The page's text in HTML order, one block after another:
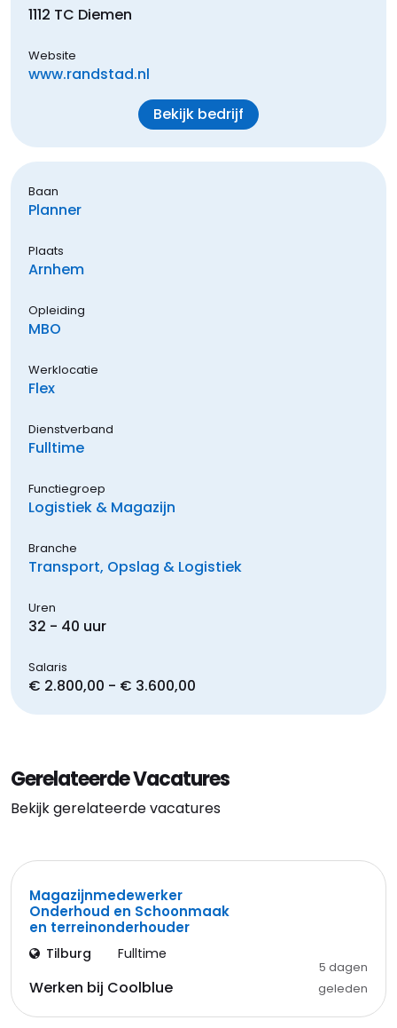
1112 TC Diemen
Website
www.randstad.nl
Bekijk bedrijf
Baan
Planner
Plaats
Arnhem
Opleiding
MBO
Werklocatie
Flex
Dienstverband
Fulltime
Functiegroep
Logistiek & Magazijn
Branche
Transport, Opslag & Logistiek
Uren
32 - 40 uur
Salaris
€ 2.800,00 - € 3.600,00
Gerelateerde Vacatures
Bekijk gerelateerde vacatures
Magazijnmedewerker
Onderhoud en Schoonmaak
en terreinonderhouder
Tilburg Fulltime
Werken bij Coolblue
5 dagen
geleden